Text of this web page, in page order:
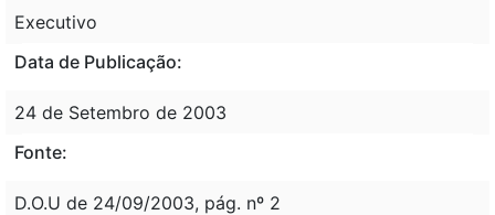
Executivo
Data de Publicação:
24 de Setembro de 2003
Fonte:
D.O.U de 24/09/2003, pág. nº 2